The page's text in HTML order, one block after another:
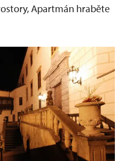
Apartmán hraběte